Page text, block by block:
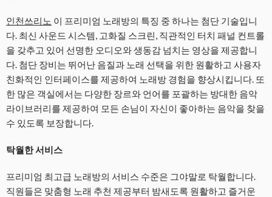
인천쓰리노 이 프리미엄 노래방의 특징 중 하나는 첨단 기술입니
다. 최신 사운드 시스템, 고화질 스크린, 직관적인 터치 패널 컨트롤
을 갖추고 있어 선명한 오디오와 생동감 넘치는 영상을 제공합니
다. 첨단 장비는 뛰어난 음질과 노래 선택을 위한 원활하고 사용자
친화적인 인터페이스를 제공하여 노래방 경험을 향상시킵니다. 또
한 많은 객실에서는 다양한 장르와 언어를 포괄하는 방대한 음악
라이브러리를 제공하여 모든 손님이 자신이 좋아하는 음악을 찾을
수 있도록 보장합니다.
탁월한 서비스
프리미엄 최고급 노래방의 서비스 수준은 그야말로 탁월합니다.
직원들은 맞춤형 노래 추천 제공부터 밤새도록 원활하고 즐거운